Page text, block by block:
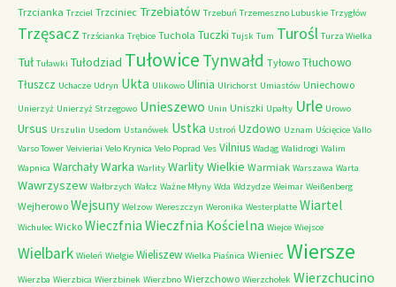
Trzcianka Trzciel Trzciniec Trzebiatów Trzebuń Trzemeszno Lubuskie Trzygłów
Trzęsacz Trzścianka Trębice Tuchola Tuczki Tujsk Tum Turośl Turza Wielka
Tuł Tuławki Tułodziad Tułowice Tynwałd Tyłowo Tłuchowo
Tłuszcz Uchacze Udryn Ukta Ulikowo Ulinia Ulrichorst Umiastów Uniechowo
Unierzyż Unierzyż Strzegowo Unieszewo Unin Uniszki Upałty Urle Urowo
Ursus Urszulin Usedom Ustanówek Ustka Ustroń Uzdowo Uznam Uścięcice Vallo
Varso Tower Veivieriai Velo Krynica Velo Poprad Ves Vilnius Wadąg Walidrogi Walim
Wapnica WarchałyWarka Warlity Warlity Wielkie Warmiak Warszawa Warta
Wawrzyszew Wałbrzych Wałcz Ważne Młyny Wda Wdzydze Weimar Weißenberg
Wejherowo Wejsuny Welzow Wereszczyn Weronika Westerplatte Wiartel
Wichulec Wicko Wieczfnia Wieczfnia Kościelna Wiejce Wiejsce
Wielbark Wieleń Wielgie Wieliszew Wielka Piaśnica Wieniec Wiersze
Wierzba Wierzbica Wierzbinek Wierzbno Wierzchowo Wierzchołek Wierzchucino